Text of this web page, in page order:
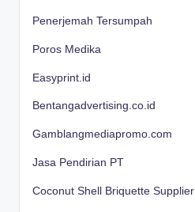
Penerjemah Tersumpah
Poros Medika
Easyprint.id
Bentangadvertising.co.id
Gamblangmediapromo.com
Jasa Pendirian PT
Coconut Shell Briquette Supplier